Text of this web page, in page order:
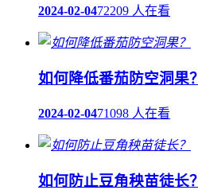
2024-02-0472209 人在看
如何降低番茄防空洞果？
2024-02-0471098 人在看
如何防止豆角秧苗徒长？